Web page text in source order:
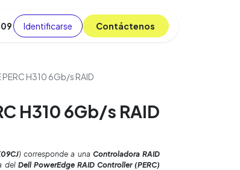
Cursos Blog
Identificarse C​​​​ont​​​​áct​​​​​​en​​​​​​os
H310 6Gb/s RAID
H310 6Gb/s RAID
) corresponde a una Controladora RAID
del Dell PowerEdge RAID Controller (PERC)